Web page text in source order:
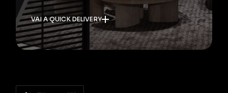
VAI A QUICK DELIVERY